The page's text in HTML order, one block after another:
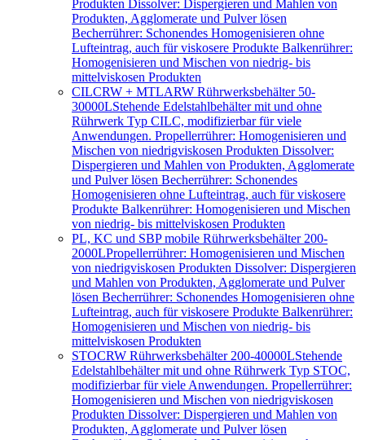
Produkten Dissolver: Dispergieren und Mahlen von
Produkten, Agglomerate und Pulver lösen
Becherrührer: Schonendes Homogenisieren ohne
Lufteintrag, auch für viskosere Produkte Balkenrührer:
Homogenisieren und Mischen von niedrig- bis
mittelviskosen Produkten
CILCRW + MTLARW Rührwerksbehälter 50-
30000LStehende Edelstahlbehälter mit und ohne
Rührwerk Typ CILC, modifizierbar für viele
Anwendungen. Propellerrührer: Homogenisieren und
Mischen von niedrigviskosen Produkten Dissolver:
Dispergieren und Mahlen von Produkten, Agglomerate
und Pulver lösen Becherrührer: Schonendes
Homogenisieren ohne Lufteintrag, auch für viskosere
Produkte Balkenrührer: Homogenisieren und Mischen
von niedrig- bis mittelviskosen Produkten
PL, KC und SBP mobile Rührwerksbehälter 200-
2000LPropellerrührer: Homogenisieren und Mischen
von niedrigviskosen Produkten Dissolver: Dispergieren
und Mahlen von Produkten, Agglomerate und Pulver
lösen Becherrührer: Schonendes Homogenisieren ohne
Lufteintrag, auch für viskosere Produkte Balkenrührer:
Homogenisieren und Mischen von niedrig- bis
mittelviskosen Produkten
STOCRW Rührwerksbehälter 200-40000LStehende
Edelstahlbehälter mit und ohne Rührwerk Typ STOC,
modifizierbar für viele Anwendungen. Propellerrührer:
Homogenisieren und Mischen von niedrigviskosen
Produkten Dissolver: Dispergieren und Mahlen von
Produkten, Agglomerate und Pulver lösen